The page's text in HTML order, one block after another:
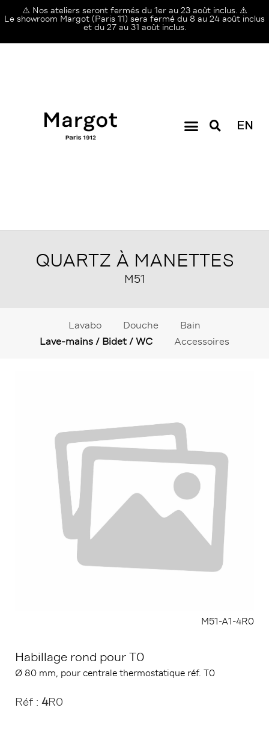
⚠️ Nos ateliers seront fermés du 1er au 23 août inclus. ⚠️
Le showroom Margot (Paris 11) sera fermé du 8 au 24 août inclus
et du 27 au 31 août inclus.
EN
QUARTZ À MANETTES
M51
Lavabo Douche
Bain
Lave-mains / Bidet / WC
Accessoires
M51-A1-4R0
Habillage rond pour T0
Ø 80 mm, pour centrale thermostatique réf. T0
Réf : 4R0